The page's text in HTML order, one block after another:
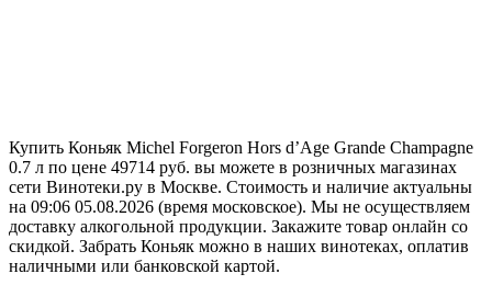
Купить Коньяк Michel Forgeron Hors d’Age Grande Champagne
0.7 л по цене 49714 руб. вы можете в розничных магазинах
сети Винотеки.ру в Москве. Стоимость и наличие актуальны
на 09:06 05.08.2026 (время московское). Мы не осуществляем
доставку алкогольной продукции. Закажите товар онлайн со
скидкой. Забрать Коньяк можно в наших винотеках, оплатив
наличными или банковской картой.